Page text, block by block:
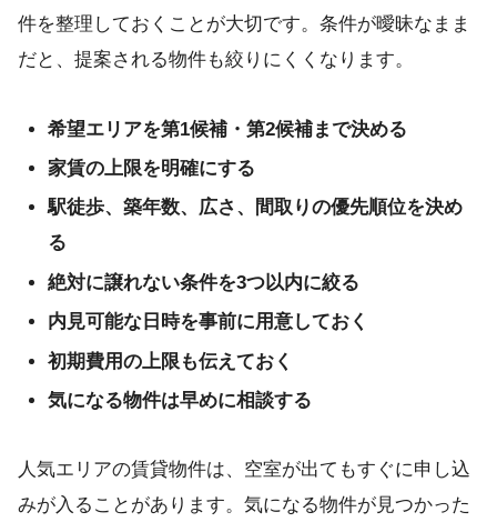
件を整理しておくことが大切です。条件が曖昧なまま
だと、提案される物件も絞りにくくなります。
希望エリアを第1候補・第2候補まで決める
家賃の上限を明確にする
駅徒歩、築年数、広さ、間取りの優先順位を決め
る
絶対に譲れない条件を3つ以内に絞る
内見可能な日時を事前に用意しておく
初期費用の上限も伝えておく
気になる物件は早めに相談する
人気エリアの賃貸物件は、空室が出てもすぐに申し込
みが入ることがあります。気になる物件が見つかった